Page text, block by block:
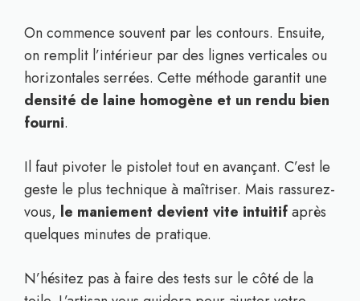
On commence souvent par les contours. Ensuite,
on remplit l’intérieur par des lignes verticales ou
horizontales serrées. Cette méthode garantit une
densité de laine homogène et un rendu bien
fourni.
Il faut pivoter le pistolet tout en avançant. C’est le
geste le plus technique à maîtriser. Mais rassurez-
vous, le maniement devient vite intuitifaprès
quelques minutes de pratique.
N’hésitez pas à faire des tests sur le côté de la